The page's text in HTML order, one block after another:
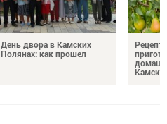
День двора в Камских
Полянах: как прошел